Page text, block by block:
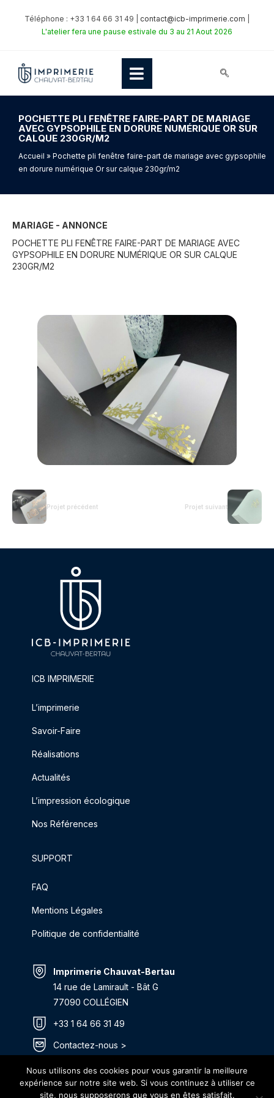
Téléphone : +33 1 64 66 31 49 | contact@icb-imprimerie.com
L'atelier fera une pause estivale du 3 au 21 Aout 2026
POCHETTE PLI FENÊTRE FAIRE-PART DE MARIAGE
AVEC GYPSOPHILE EN DORURE NUMÉRIQUE OR SUR
CALQUE 230GR/M2
Accueil » Pochette pli fenêtre faire-part de mariage avec gypsophile
en dorure numérique Or sur calque 230gr/m2
MARIAGE - ANNONCE
POCHETTE PLI FENÊTRE FAIRE-PART DE MARIAGE AVEC
GYPSOPHILE EN DORURE NUMÉRIQUE OR SUR CALQUE
230GR/M2
Projet précédent Projet suivant
ICB IMPRIMERIE
L’imprimerie
Savoir-Faire
Réalisations
Actualités
L’impression écologique
Nos Références
SUPPORT
FAQ
Mentions Légales
Politique de confidentialité
Imprimerie Chauvat-Bertau
14 rue de Lamirault - Bât G
77090 COLLÉGIEN
+33 1 64 66 31 49
Contactez-nous >
Itinéraire >
Nous utilisons des cookies pour vous garantir la meilleure
expérience sur notre site web. Si vous continuez à utiliser ce
site, nous supposerons que vous en êtes satisfait.